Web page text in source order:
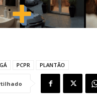
PCPR PLANTÃO